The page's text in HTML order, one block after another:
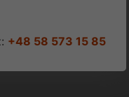
+48 58 573 15 85